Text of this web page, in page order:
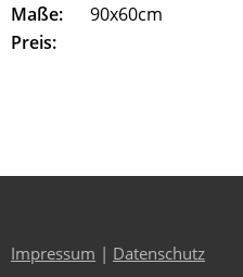
Maße:
90x60cm
Preis:
Impressum | Datenschutz